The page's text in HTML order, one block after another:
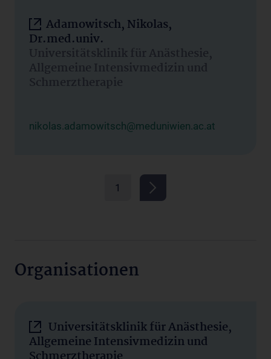
Adamowitsch, Nikolas,
Dr.med.univ.
Universitätsklinik für Anästhesie,
Allgemeine Intensivmedizin und
Schmerztherapie
nikolas.adamowitsch@meduniwien.ac.at
1
Organisationen
Universitätsklinik für Anästhesie,
Allgemeine Intensivmedizin und